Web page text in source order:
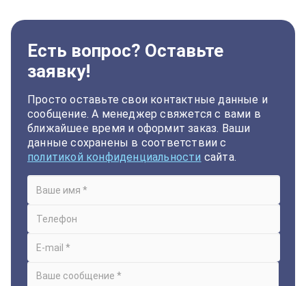
Есть вопрос? Оставьте
заявку!
Просто оставьте свои контактные данные и
сообщение. А менеджер свяжется с вами в
ближайшее время и оформит заказ. Ваши
данные сохранены в соответствии с
политикой конфиденциальности сайта.